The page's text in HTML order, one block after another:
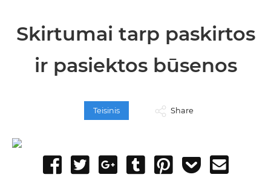
Skirtumai tarp paskirtos
ir pasiektos būsenos
Teisinis Share
Share
Tweet
Share
Post
Pin
Add